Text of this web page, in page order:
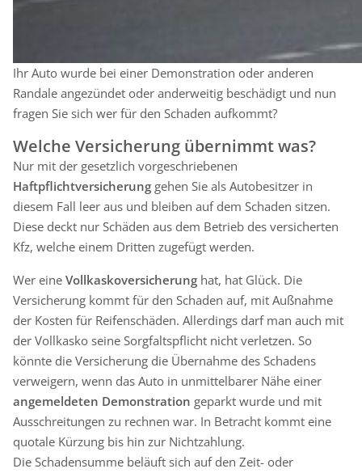
Ihr Auto wurde bei einer Demonstration oder anderen
Randale angezündet oder anderweitig beschädigt und nun
fragen Sie sich wer für den Schaden aufkommt?
Welche Versicherung übernimmt was?
Nur mit der gesetzlich vorgeschriebenen
Haftpflichtversicherung gehen Sie als Autobesitzer in
diesem Fall leer aus und bleiben auf dem Schaden sitzen.
Diese deckt nur Schäden aus dem Betrieb des versicherten
Kfz, welche einem Dritten zugefügt werden.
Wer eine Vollkaskoversicherung hat, hat Glück. Die
Versicherung kommt für den Schaden auf, mit Außnahme
der Kosten für Reifenschäden. Allerdings darf man auch mit
der Vollkasko seine Sorgfaltspflicht nicht verletzen. So
könnte die Versicherung die Übernahme des Schadens
verweigern, wenn das Auto in unmittelbarer Nähe einer
angemeldeten Demonstration geparkt wurde und mit
Ausschreitungen zu rechnen war. In Betracht kommt eine
quotale Kürzung bis hin zur Nichtzahlung.
Die Schadensumme beläuft sich auf den Zeit- oder